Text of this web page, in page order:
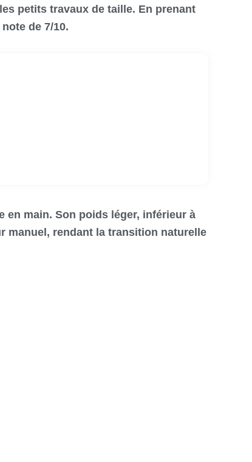
petits travaux de taille. En prenant
de 7/10.
en main. Son poids léger, inférieur à
manuel, rendant la transition naturelle